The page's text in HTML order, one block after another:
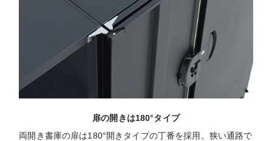
扉の開きは180°タイプ
両開き書庫の扉は180°開きタイプの丁番を採用。狭い通路で